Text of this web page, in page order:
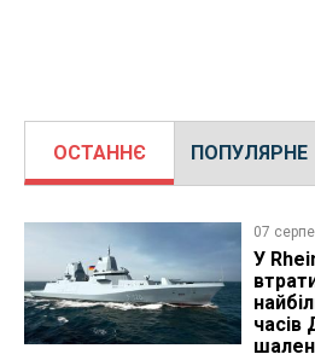
ОСТАННЄ ПОПУЛЯРНЕ
07
У
часів